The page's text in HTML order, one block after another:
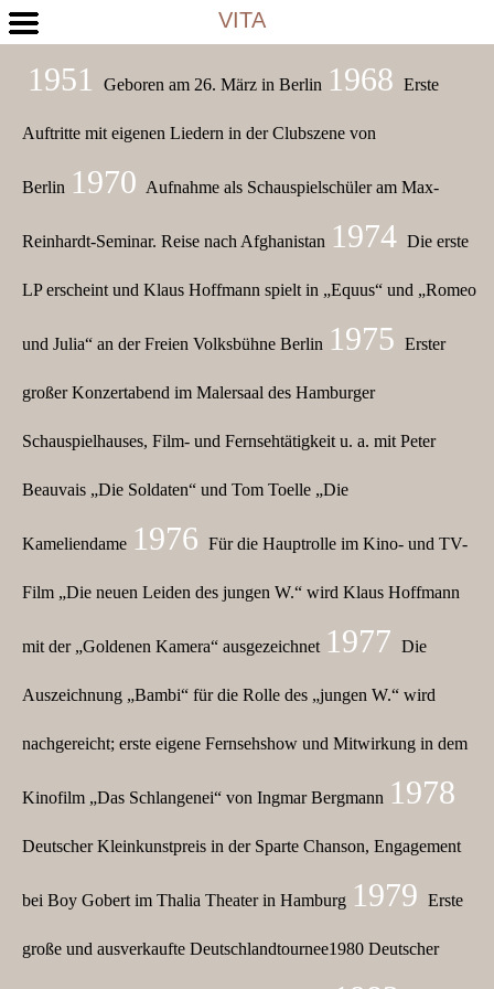
1951 Geboren am 26. März in Berlin 1968 Erste
Auftritte mit eigenen Liedern in der Clubszene von
Berlin 1970 Aufnahme als Schauspielschüler am Max-
Reinhardt-Seminar. Reise nach Afghanistan 1974 Die erste
LP erscheint und Klaus Hoffmann spielt in „Equus“ und „Romeo
und Julia“ an der Freien Volksbühne Berlin 1975 Erster
großer Konzertabend im Malersaal des Hamburger
Schauspielhauses, Film- und Fernsehtätigkeit u. a. mit Peter
Beauvais „Die Soldaten“ und Tom Toelle „Die
Kameliendame 1976 Für die Hauptrolle im Kino- und TV-
Film „Die neuen Leiden des jungen W.“ wird Klaus Hoffmann
mit der „Goldenen Kamera“ ausgezeichnet 1977 Die
Auszeichnung „Bambi“ für die Rolle des „jungen W.“ wird
nachgereicht; erste eigene Fernsehshow und Mitwirkung in dem
Kinofilm „Das Schlangenei“ von Ingmar Bergmann 1978
Deutscher Kleinkunstpreis in der Sparte Chanson, Engagement
bei Boy Gobert im Thalia Theater in Hamburg 1979 Erste
große und ausverkaufte Deutschlandtournee1980 Deutscher
VITA